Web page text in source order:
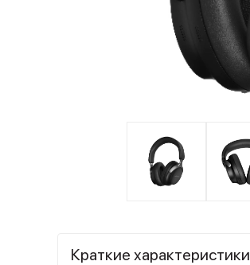
Краткие характеристики